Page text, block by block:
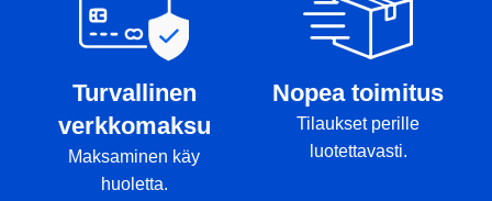
Turvallinen
verkkomaksu
Maksaminen käy
huoletta.
Nopea toimitus
Tilaukset perille
luotettavasti.